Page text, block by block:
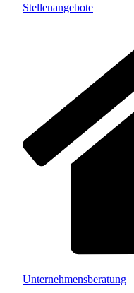
Stellenangebote
Unternehmensberatung